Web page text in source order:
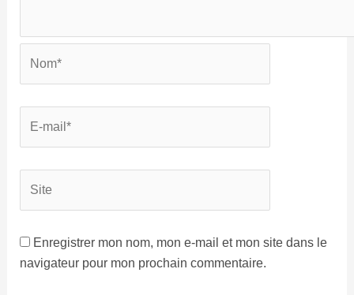
Enregistrer mon nom, mon e-mail et mon site dans le
navigateur pour mon prochain commentaire.